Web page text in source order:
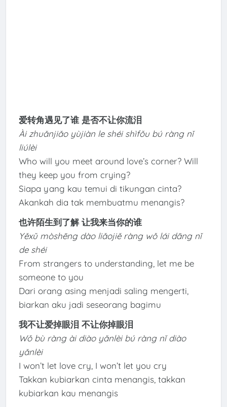
爱转角遇见了谁 是否不让你流泪
Ài zhuǎnjiǎo yùjiàn le shéi shìfǒu bú ràng nǐ
liúlèi
Who will you meet around love’s corner? Will
they keep you from crying?
Siapa yang kau temui di tikungan cinta?
Akankah dia tak membuatmu menangis?
也许陌生到了解 让我来当你的谁
Yěxǔ mòshēng dào liǎojiě ràng wǒ lái dāng nǐ
de shéi
From strangers to understanding, let me be
someone to you
Dari orang asing menjadi saling mengerti,
biarkan aku jadi seseorang bagimu
我不让爱掉眼泪 不让你掉眼泪
Wǒ bù ràng ài diào yǎnlèi bú ràng nǐ diào
yǎnlèi
I won’t let love cry, I won’t let you cry
Takkan kubiarkan cinta menangis, takkan
kubiarkan kau menangis